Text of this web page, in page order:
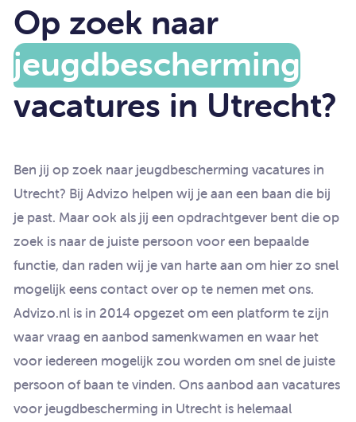
Op zoek naar
jeugdbescherming
vacatures in Utrecht?
Ben jij op zoek naar jeugdbescherming vacatures in
Utrecht? Bij Advizo helpen wij je aan een baan die bij
je past. Maar ook als jij een opdrachtgever bent die op
zoek is naar de juiste persoon voor een bepaalde
functie, dan raden wij je van harte aan om hier zo snel
mogelijk eens contact over op te nemen met ons.
Advizo.nl is in 2014 opgezet om een platform te zijn
waar vraag en aanbod samenkwamen en waar het
voor iedereen mogelijk zou worden om snel de juiste
persoon of baan te vinden. Ons aanbod aan vacatures
voor jeugdbescherming in Utrecht is helemaal